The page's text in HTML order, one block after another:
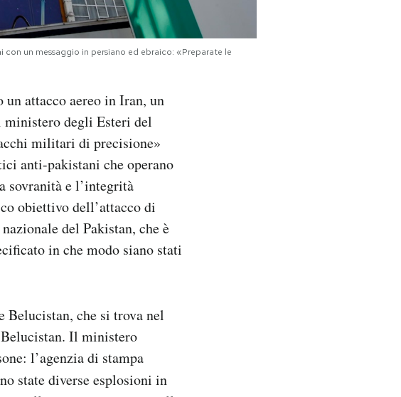
con un messaggio in persiano ed ebraico: «Preparate le
attacco aereo in Iran, un
degli Esteri del
militari di precisione»
anti-pakistani che operano
sovranità e l’integrità
obiettivo dell’attacco di
del Pakistan, che è
in che modo siano stati
che si trova nel
Il ministero
l’agenzia di stampa
state diverse esplosioni in